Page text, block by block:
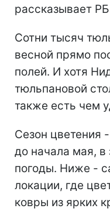
рассказывает
Сотни тысяч
весной прямо
полей. И хотя
тюльпановой
также есть чем
Сезон цветения
до начала мая, в
погоды. Ниже -
локации, где
ковры из ярких